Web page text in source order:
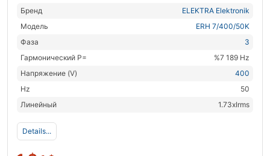
Бренд
ELEKTRA Elektronik
Модель
ERH 7/400/50K
Фаза
3
Гармонический P=
%7 189 Hz
Напряжение (V)
400
Hz
50
Линейный
1.73xIrms
Details...